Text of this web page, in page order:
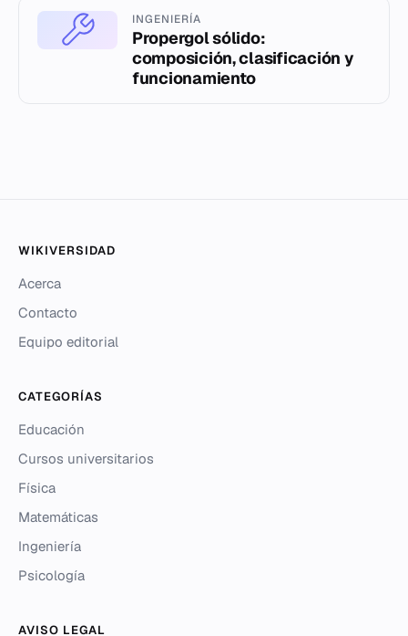
INGENIERÍA
Propergol sólido:
composición, clasificación y
funcionamiento
WIKIVERSIDAD
Acerca
Contacto
Equipo editorial
CATEGORÍAS
Educación
Cursos universitarios
Física
Matemáticas
Ingeniería
Psicología
AVISO LEGAL